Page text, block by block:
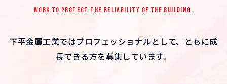
WORK TO PROTECT THE RELIABILITY OF THE BUILDING.
下平金属工業ではプロフェッショナルとして、ともに成
長できる方を募集しています。